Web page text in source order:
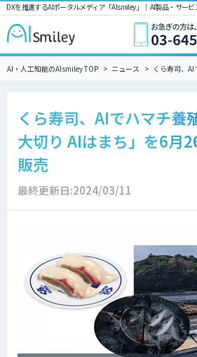
DXを推進するAIポータルメディア「AIsmiley」｜ AI製品・サー
AI・人工知能のAIsmiley TOP ニュース くら寿司、
くら寿司、AIでハマチ
大切り AIはまち」を6月
販売
最終更新日:2024/03/11